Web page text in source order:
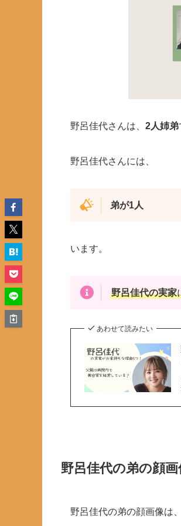
野呂佳代さんは、 2人姉弟
野呂佳代さんには、
弟が1人
います。
野呂佳代の実家
あわせて読みたい
野呂佳代の弟の顔画
野呂佳代の弟の顔画像は